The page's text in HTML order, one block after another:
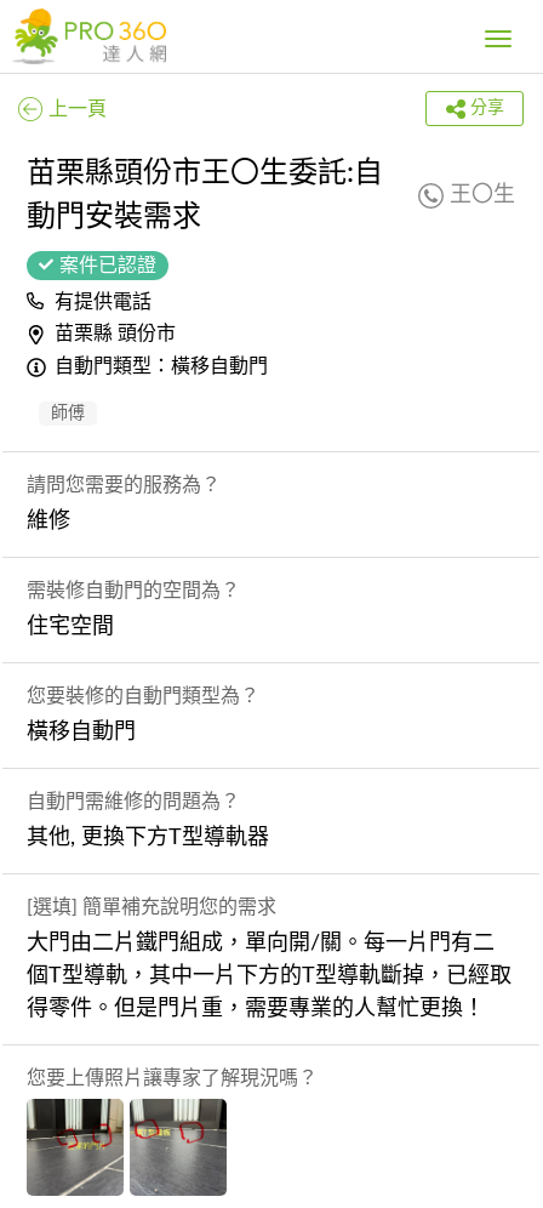
Toggle
上一頁 分享
苗栗縣頭份市王〇生委託:自
動門安裝需求
王〇生
案件已認證
有提供電話
苗栗縣 頭份市
自動門類型：橫移自動門
師傅
請問您需要的服務為？
維修
需裝修自動門的空間為？
住宅空間
您要裝修的自動門類型為？
橫移自動門
自動門需維修的問題為？
其他, 更換下方T型導軌器
[選填] 簡單補充說明您的需求
大門由二片鐵門組成，單向開/關。每一片門有二
個T型導軌，其中一片下方的T型導軌斷掉，已經取
得零件。但是門片重，需要專業的人幫忙更換！
您要上傳照片讓專家了解現況嗎？